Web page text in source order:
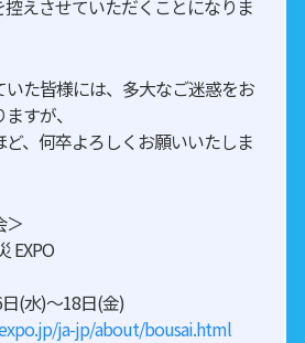
えさせていただくことになりま
いた皆様には、多大なご迷惑をお
すが、
、何卒よろしくお願いいたしま
＞
EXPO
(水)～18日(金)
ja-jp/about/bousai.html